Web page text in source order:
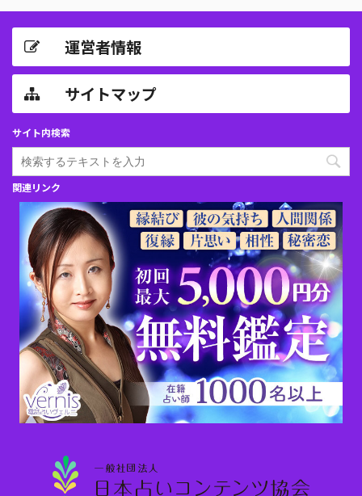
運営者情報
サイトマップ
サイト内検索
関連リンク